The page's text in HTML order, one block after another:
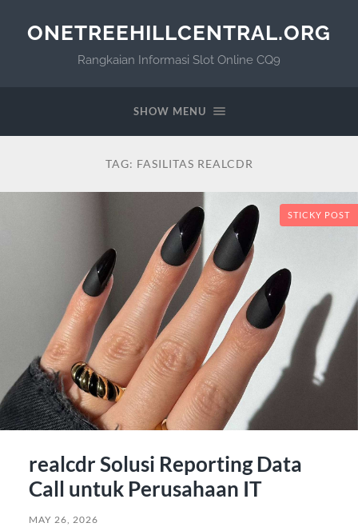
ONETREEHILLCENTRAL.ORG
Rangkaian Informasi Slot Online CQ9
SHOW MENU
TAG: FASILITAS REALCDR
STICKY POST
realcdr Solusi Reporting Data
Call untuk Perusahaan IT
MAY 26, 2026